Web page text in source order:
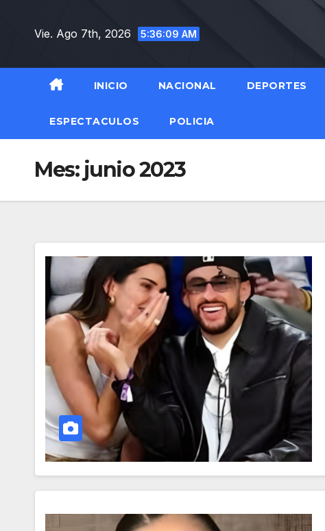
Vie. Ago 7th, 2026 5:36:10 AM
INICIO NACIONAL DEPORTES
ESPECTACULOS POLICIA
Mes: junio 2023